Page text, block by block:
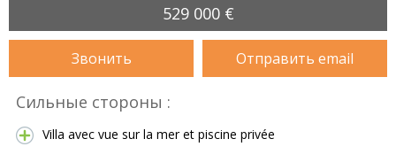
529 000 €
Звонить Отправить email
Сильные стороны :
Villa avec vue sur la mer et piscine privée